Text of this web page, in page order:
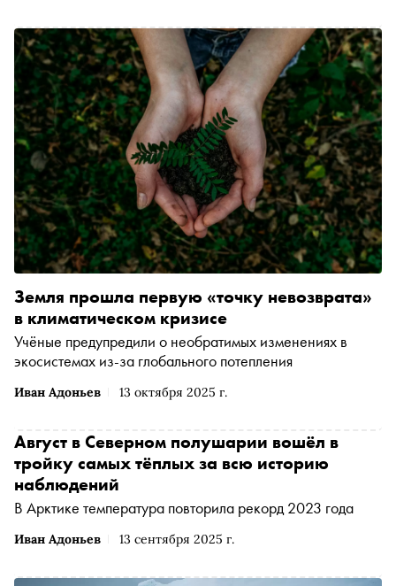
Иван Адоньев 13 октября 2025 г.
Земля прошла первую «точку невозврата»
в климатическом кризисе
Учёные предупредили о необратимых изменениях в
экосистемах из-за глобального потепления
Иван Адоньев 13 сентября 2025 г.
Август в Северном полушарии вошёл в
тройку самых тёплых за всю историю
наблюдений
В Арктике температура повторила рекорд 2023 года